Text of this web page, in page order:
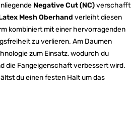
Negative Cut (NC)verschafft
Mesh Oberhand verleiht diesen
kombiniert mit einer hervorragenden
zu verlieren. Am Daumen
zum Einsatz, wodurch du
die Fangeigenschaft verbessert wird.
du einen festen Halt um das